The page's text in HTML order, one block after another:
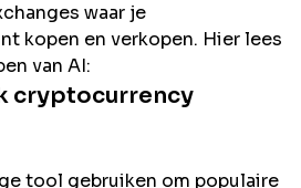
waar je
kopen en verkopen. Hier lees
van AI:
cryptocurrency
tool gebruiken om populaire